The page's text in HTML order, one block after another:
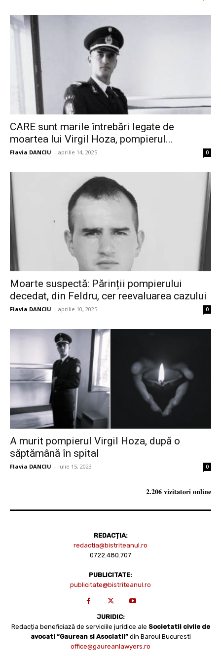
CARE sunt marile întrebări legate de
moartea lui Virgil Hoza, pompierul...
Flavia DANCIU - aprilie 14, 2025 0
Moarte suspectă: Părinții pompierului
decedat, din Feldru, cer reevaluarea cazului
Flavia DANCIU - aprilie 10, 2025 0
A murit pompierul Virgil Hoza, după o
săptămână în spital
Flavia DANCIU - iulie 15, 2023 0
2.206 vizitatori online
REDACȚIA:
redactia@bistriteanul.ro
0722.480.707
PUBLICITATE:
publicitate@bistriteanul.ro
JURIDIC:
Redacția beneficiază de serviciile juridice ale Societatii civile de
avocati “Gaurean si Asociatii” din Baroul Bucuresti
office@gaureanlawyers.ro